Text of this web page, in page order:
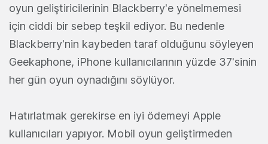
oyun geliştiricilerinin Blackberry'e yönelmemesi
için ciddi bir sebep teşkil ediyor. Bu nedenle
Blackberry'nin kaybeden taraf olduğunu söyleyen
Geekaphone, iPhone kullanıcılarının yüzde 37'sinin
her gün oyun oynadığını söylüyor.
Hatırlatmak gerekirse en iyi ödemeyi Apple
kullanıcıları yapıyor. Mobil oyun geliştirmeden